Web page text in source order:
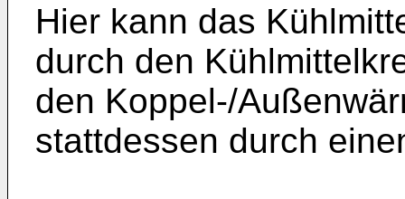
Hier kann das
durch den
den Koppel-/
stattdessen durch